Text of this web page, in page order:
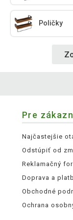
Poličky
Pre
Najčastejšie
Odstúpiť od
Reklamačný
Doprava a
Obchodné
Ochrana